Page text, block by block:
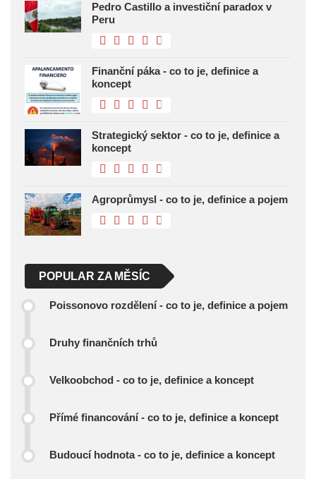
Pedro Castillo a investiční paradox v
Peru
Finanční páka - co to je, definice a
koncept
Strategický sektor - co to je, definice a
koncept
Agroprůmysl - co to je, definice a pojem
POPULAR ZA MĚSÍC
Poissonovo rozdělení - co to je, definice a pojem
Druhy finančních trhů
Velkoobchod - co to je, definice a koncept
Přímé financování - co to je, definice a koncept
Budoucí hodnota - co to je, definice a koncept